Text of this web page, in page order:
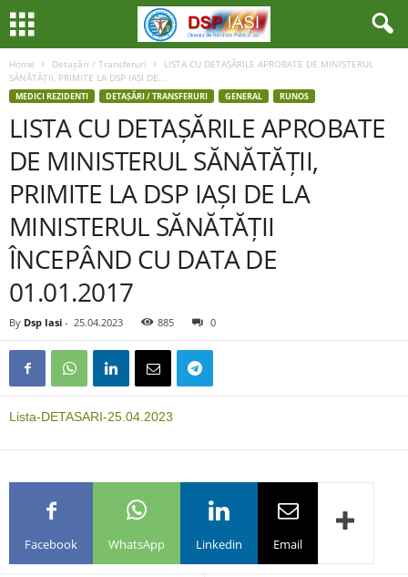
Home Detașări / Transferuri
LISTA CU DETAȘĂRILE APROBATE DE MINISTERUL
SĂNĂTĂȚII, PRIMITE LA DSP IAȘI DE...
MEDICI REZIDENTI DETAȘĂRI / TRANSFERURI GENERAL RUNOS
LISTA CU DETAȘĂRILE APROBATE
DE MINISTERUL SĂNĂTĂȚII,
PRIMITE LA DSP IAȘI DE LA
MINISTERUL SĂNĂTĂȚII
ÎNCEPÂND CU DATA DE
01.01.2017
By Dsp Iasi - 25.04.2023 885 0
Lista-DETASARI-25.04.2023
Facebook WhatsApp Linkedin Email